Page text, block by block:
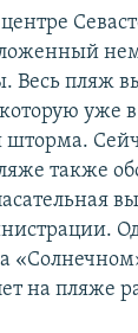
Весь пляж
уже в
шторма.
также
на пляже